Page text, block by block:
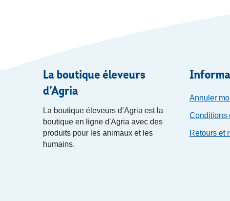
La boutique éleveurs
d’Agria
La boutique éleveurs d’Agria est la
boutique en ligne d'Agria avec des
produits pour les animaux et les
humains.
Annuler
Conditions
Retours et